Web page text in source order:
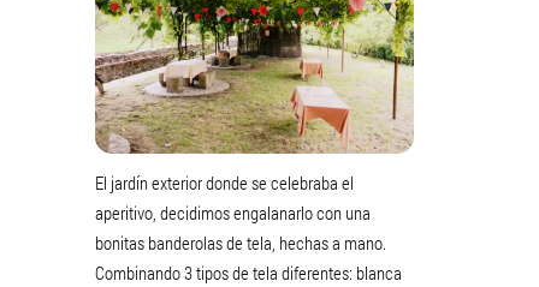
El jardín exterior donde se celebraba el
aperitivo, decidimos engalanarlo con una
bonitas banderolas de tela, hechas a mano.
Combinando 3 tipos de tela diferentes: blanca